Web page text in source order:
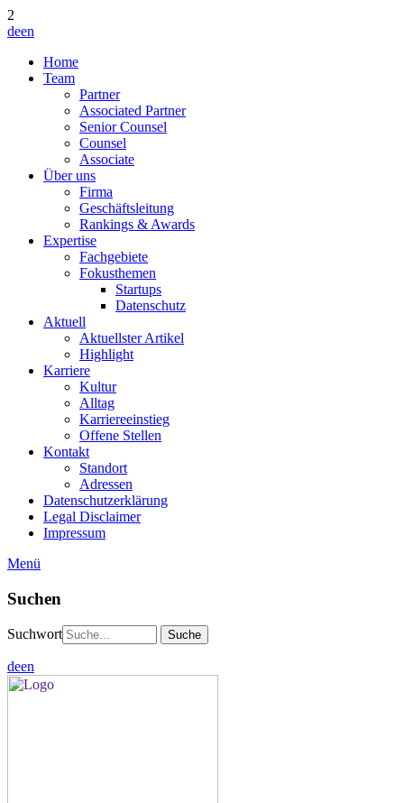
2
deen
Home
Team
Partner
Associated Partner
Senior Counsel
Counsel
Associate
Über uns
Firma
Geschäftsleitung
Rankings & Awards
Expertise
Fachgebiete
Fokusthemen
Startups
Datenschutz
Aktuell
Aktuellster Artikel
Highlight
Karriere
Kultur
Alltag
Karriereeinstieg
Offene Stellen
Kontakt
Standort
Adressen
Datenschutzerklärung
Legal Disclaimer
Impressum
Menü
Suchen
Suchwort
deen